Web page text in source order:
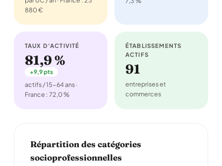
880 €
TAUX D'ACTIVITÉ
81,9 %
+9,9 pts
actifs / 15-64 ans ·
France : 72,0 %
ÉTABLISSEMENTS
ACTIFS
91
entreprises et
commerces
Répartition des catégories
socioprofessionnelles